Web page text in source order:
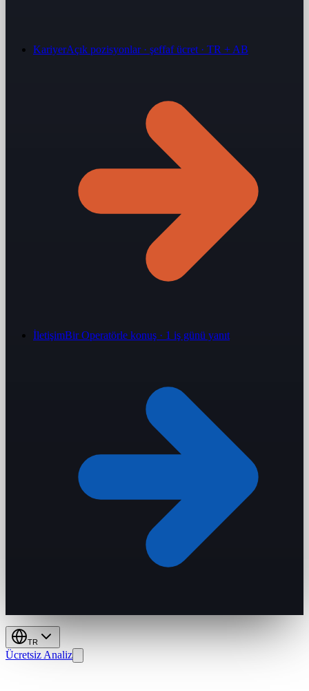
KariyerAçık pozisyonlar · şeffaf ücret · TR + AB
İletişimBir Operatörle konuş · 1 iş günü yanıt
TR
Ücretsiz Analiz